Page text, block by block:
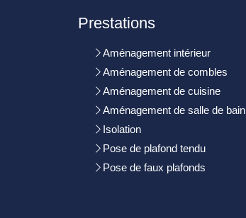
Prestations
Aménagement intérieur
Aménagement de combles
Aménagement de cuisine
Aménagement de salle de bain
Isolation
Pose de plafond tendu
Pose de faux plafonds